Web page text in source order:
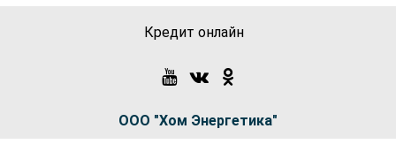
Кредит онлайн
ООО "Хом Энергетика"